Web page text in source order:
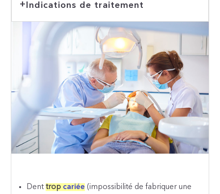
Indications de traitement
Denttrop cariée (impossibilité de fabriquer une